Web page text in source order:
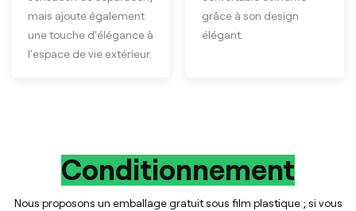
mais ajoute également
une touche d'élégance à
l'espace de vie extérieur.
grâce à son design
élégant.
Conditionnement
Nous proposons un emballage gratuit sous film plastique ; si vous